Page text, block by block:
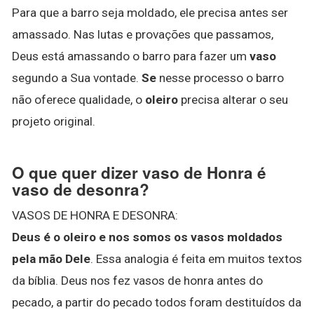
Para que a barro seja moldado, ele precisa antes ser
amassado. Nas lutas e provações que passamos,
Deus está amassando o barro para fazer um vaso
segundo a Sua vontade. Se nesse processo o barro
não oferece qualidade, o oleiro precisa alterar o seu
projeto original.
O que quer dizer vaso de Honra é
vaso de desonra?
VASOS DE HONRA E DESONRA:
Deus é o oleiro e nos somos os vasos moldados
pela mão Dele. Essa analogia é feita em muitos textos
da bíblia. Deus nos fez vasos de honra antes do
pecado, a partir do pecado todos foram destituídos da